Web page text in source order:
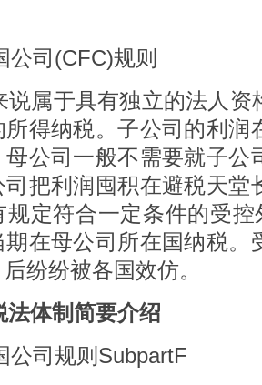
公司(CFC)规则
说属于具有独立的法人资
得纳税。子公司的利润
公司一般不需要就子公
司把利润囤积在避税天堂
规定符合一定条件的受
在母公司所在国纳税。
后纷纷被各国效仿。
法体制简要介绍
公司规则SubpartF